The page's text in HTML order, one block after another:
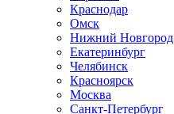
Краснодар
Омск
Нижний Новгород
Екатеринбург
Челябинск
Красноярск
Москва
Санкт-Петербург